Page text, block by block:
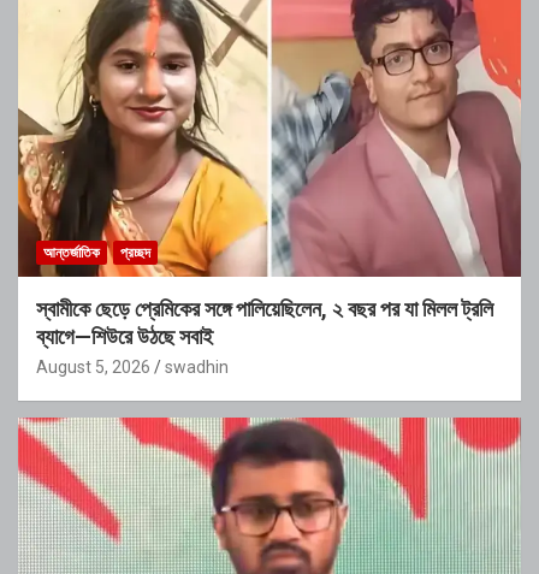
আন্তর্জাতিক প্রচ্ছদ
স্বামীকে ছেড়ে প্রেমিকের সঙ্গে পালিয়েছিলেন, ২ বছর পর যা মিলল ট্রলি
ব্যাগে—শিউরে উঠছে সবাই
August 5, 2026 swadhin